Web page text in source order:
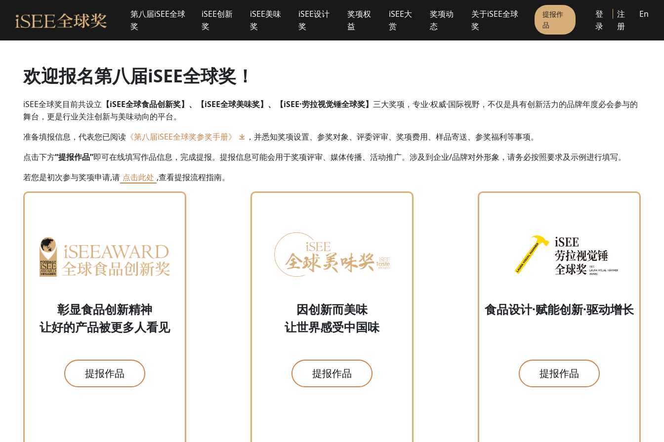
第八届iSEE全球
奖
iSEE创新
奖
iSEE美味
奖
iSEE设计
奖
奖项权
益
iSEE大
赏
奖项动
态
关于iSEE全球
奖
提报作
品
登
录
注
册
En
欢迎报名第八届iSEE全球奖！
iSEE全球奖目前共设立 【iSEE全球食品创新奖】、【iSEE全球美味奖】、【iSEE·劳拉视觉锤全球奖】 三大奖项，专业·权威·国际视野，不仅是具有创新活力的品牌年度必会参与的
舞台，更是行业关注创新与美味动向的平台。
准备填报信息，代表您已阅读 《第八届iSEE全球奖参奖手册》
，并悉知奖项设置、参奖对象、评委评审、奖项费用、样品寄送、参奖福利等事项。
点击下方“提报作品”即可在线填写作品信息，完成提报。提报信息可能会用于奖项评审、媒体传播、活动推广。涉及到企业/品牌对外形象，请务必按照要求及示例进行填写。
若您是初次参与奖项申请,请 点击此处 ,查看提报流程指南。
彰显食品创新精神
让好的产品被更多人看见
提报作品
因创新而美味
让世界感受中国味
提报作品
食品设计·赋能创新·驱动增长
提报作品